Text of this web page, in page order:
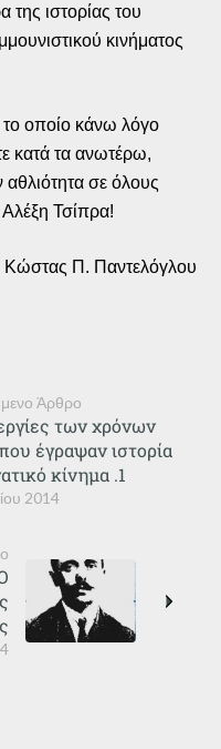
της ιστορίας του
κινήματος
οποίο κάνω λόγο
κατά τα ανωτέρω,
σε όλους
Τσίπρα!
Κώστας Π. Παντελόγλου
Άρθρο
2014
των χρόνων
έγραψαν ιστορία
κίνημα .1